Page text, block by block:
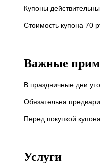
Купоны
Стоимость купона 70
Важные
В праздничные дни
Обязательна
Перед покупкой
Услуги